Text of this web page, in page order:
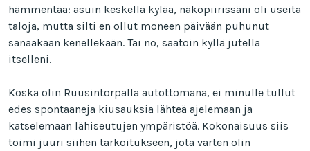
hämmentää: asuin keskellä kylää, näköpiirissäni oli useita
taloja, mutta silti en ollut moneen päivään puhunut
sanaakaan kenellekään. Tai no, saatoin kyllä jutella
itselleni.
Koska olin Ruusintorpalla autottomana, ei minulle tullut
edes spontaaneja kiusauksia lähteä ajelemaan ja
katselemaan lähiseutujen ympäristöä. Kokonaisuus siis
toimi juuri siihen tarkoitukseen, jota varten olin